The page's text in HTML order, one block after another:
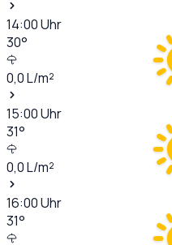
14:00Uhr
30°
0,0L/m²
15:00Uhr
31°
0,0L/m²
16:00Uhr
31°